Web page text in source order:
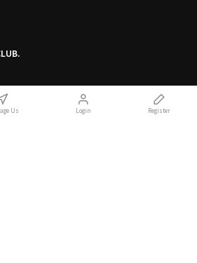
Us Login Register